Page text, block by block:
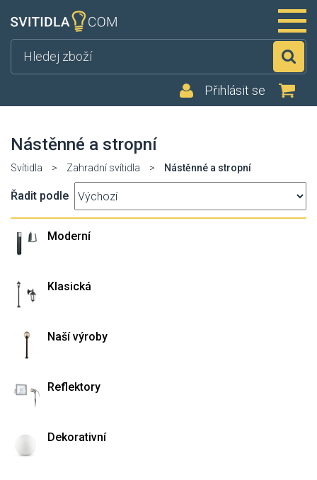
Přihlásit se
Nástěnné a stropní
Svítidla > Zahradní svítidla > Nástěnné a stropní
Řadit podle
Moderní
Klasická
Naší výroby
Reflektory
Dekorativní